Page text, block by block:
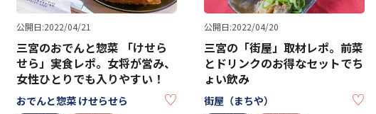
公開日:2022/04/21
三宮のおでんと惣菜 「けせら
せら」実食レポ。女将が営み、
女性ひとりでも入りやすい！
おでんと惣菜 けせらせら KEEP
公開日:2022/04/20
三宮の「街屋」取材レポ。前菜
とドリンクのお得なセットでち
ょい飲み
街屋（まちや）